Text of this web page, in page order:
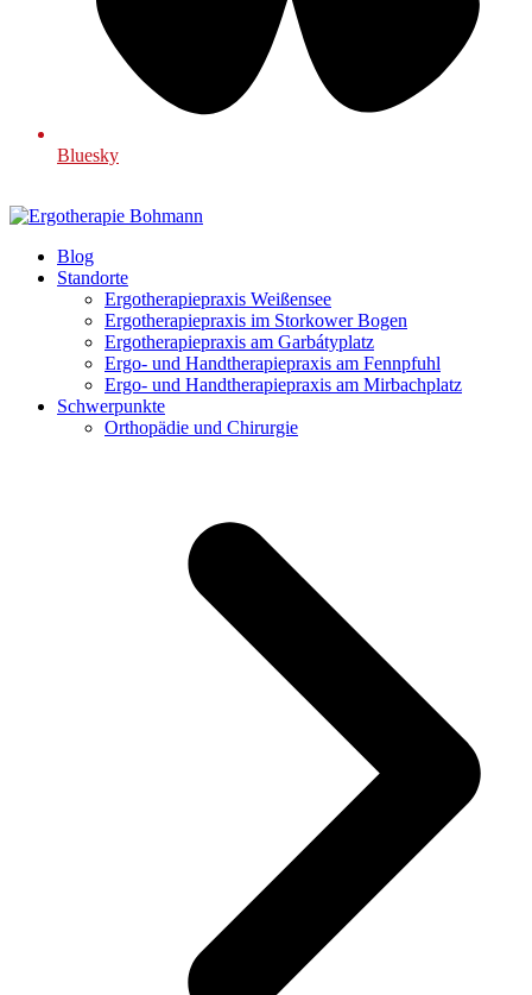
Bluesky
Blog
Standorte
Ergotherapiepraxis Weißensee
Ergotherapiepraxis im Storkower Bogen
Ergotherapiepraxis am Garbátyplatz
Ergo- und Handtherapiepraxis am Fennpfuhl
Ergo- und Handtherapiepraxis am Mirbachplatz
Schwerpunkte
Orthopädie und Chirurgie